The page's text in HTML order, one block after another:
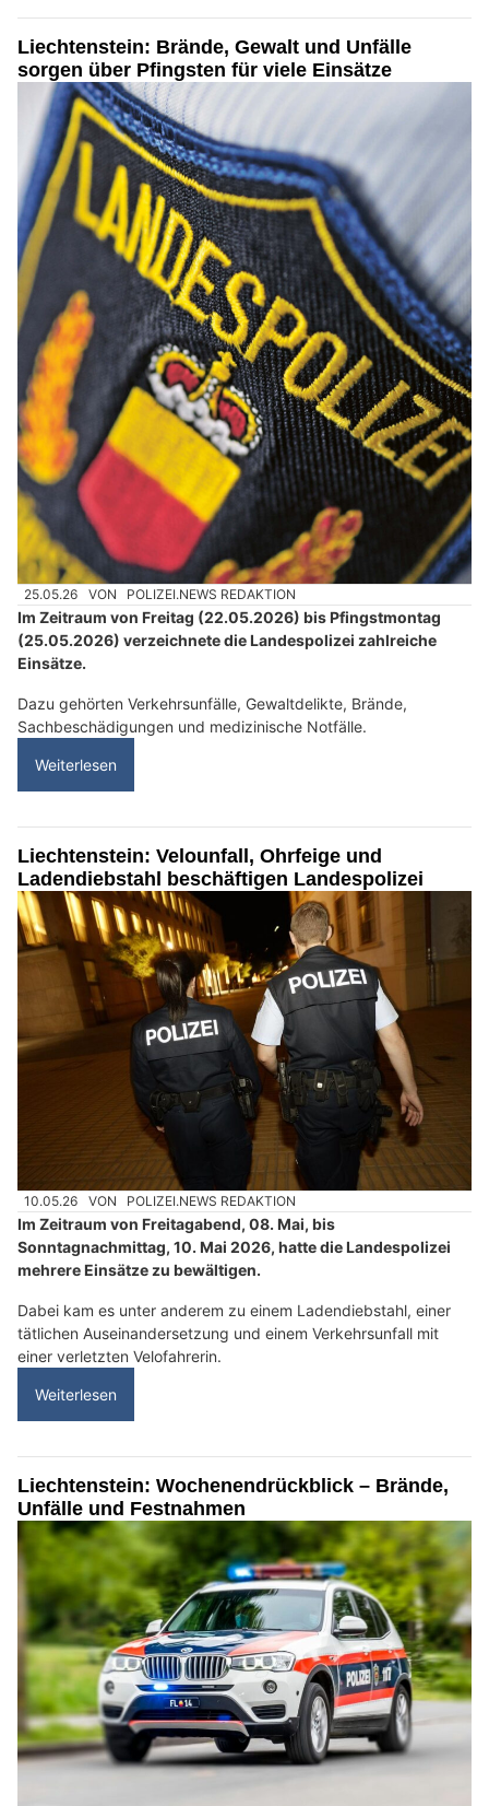
Liechtenstein: Brände, Gewalt und Unfälle
sorgen über Pfingsten für viele Einsätze
25.05.26 VON POLIZEI.NEWS REDAKTION
Im Zeitraum von Freitag (22.05.2026) bis Pfingstmontag
(25.05.2026) verzeichnete die Landespolizei zahlreiche
Einsätze.
Dazu gehörten Verkehrsunfälle, Gewaltdelikte, Brände,
Sachbeschädigungen und medizinische Notfälle.
Weiterlesen
Liechtenstein: Velounfall, Ohrfeige und
Ladendiebstahl beschäftigen Landespolizei
10.05.26 VON POLIZEI.NEWS REDAKTION
Im Zeitraum von Freitagabend, 08. Mai, bis
Sonntagnachmittag, 10. Mai 2026, hatte die Landespolizei
mehrere Einsätze zu bewältigen.
Dabei kam es unter anderem zu einem Ladendiebstahl, einer
tätlichen Auseinandersetzung und einem Verkehrsunfall mit
einer verletzten Velofahrerin.
Weiterlesen
Liechtenstein: Wochenendrückblick – Brände,
Unfälle und Festnahmen